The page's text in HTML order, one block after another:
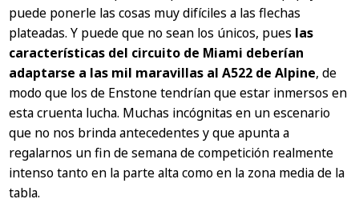
puede ponerle las cosas muy difíciles a las flechas
plateadas. Y puede que no sean los únicos, pues las
características del circuito de Miami deberían
adaptarse a las mil maravillas al A522 de Alpine, de
modo que los de Enstone tendrían que estar inmersos en
esta cruenta lucha. Muchas incógnitas en un escenario
que no nos brinda antecedentes y que apunta a
regalarnos un fin de semana de competición realmente
intenso tanto en la parte alta como en la zona media de la
tabla.